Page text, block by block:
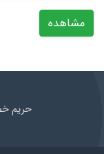
مشاهده
حریم